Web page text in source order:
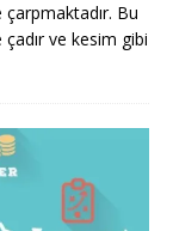
çarpmaktadır. Bu
ve kesim gibi